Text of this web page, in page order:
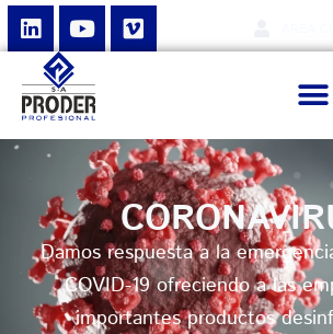
Damos respuesta a la
COVID-19 ofreciendo a las
importantes productos